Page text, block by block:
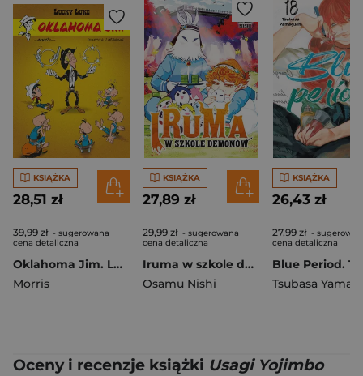
KSIĄŻKA
28,51 zł
39,99 zł - sugerowana
cena detaliczna
Oklahoma Jim. Lucky Luke
Morris
KSIĄŻKA
27,89 zł
29,99 zł - sugerowana
cena detaliczna
Iruma w szkole demonów. Tom 31
Osamu Nishi
KSIĄŻKA
26,43 zł
27,99 zł -
cena detaliczna
Blue Period.
Tsubasa
Oceny i recenzje książki Usagi Yojimbo